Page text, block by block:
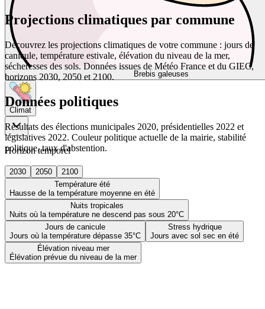
Brebis galeuses
Climat
Horizon temporel
2030 2050
2100
Température été
Hausse de la température moyenne en été
Nuits tropicales
Nuits où la température ne descend pas sous 20°C
Jours de canicule
Jours où la température dépasse 35°C
Stress hydrique
Jours avec sol sec en été
Élévation niveau mer
Élévation prévue du niveau de la mer
Projections climatiques par commune
Découvrez les projections climatiques de votre commune : jours de
canicule, température estivale, élévation du niveau de la mer,
sécheresses des sols. Données issues de Météo France et du GIEC,
horizons 2030, 2050 et 2100.
Données politiques
Résultats des élections municipales 2020, présidentielles 2022 et
législatives 2022. Couleur politique actuelle de la mairie, stabilité
politique, taux d'abstention.